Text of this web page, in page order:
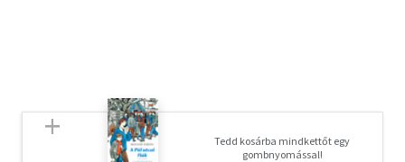
- ezúttal is maga a természet, amelyet az író csodálatos
megelevenítő erővel varázsol elénk. A közkedvelt
állatregény most Csergezán Pál klasszikus rajzaival
Tedd kosárba mindkettőt egy
gombnyomással!